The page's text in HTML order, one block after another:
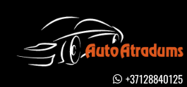
+37128840125